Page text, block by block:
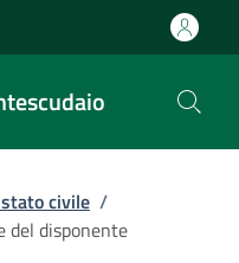
civile /
del disponente